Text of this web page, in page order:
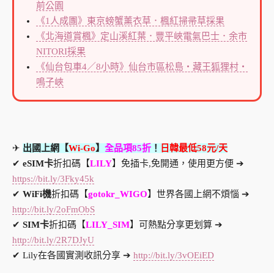
前公園
《1人成團》東京螃蟹薰衣草．楓紅掃帚草採果
《北海道賞楓》定山溪紅葉．豐平峽電氣巴士．余市
NITORI採果
《仙台包車4／8小時》仙台市區松島・藏王狐狸村・
鳴子峽
✈ 出國上網【Wi-Go】 全品項85折 ！
日韓最低58元/天
✔ eSIM卡折扣碼【LILY】免插卡,免開通，使用更方便 ➔
https://bit.ly/3Fky45k
✔ WiFi機折扣碼【gotokr_WIGO】世界各國上網不煩惱 ➔
http://bit.ly/2oFmObS
✔ SIM卡折扣碼【LILY_SIM】可熱點分享更划算 ➔
http://bit.ly/2R7DJyU
✔ Lily在各國實測收訊分享 ➔ http://bit.ly/3vOEiED